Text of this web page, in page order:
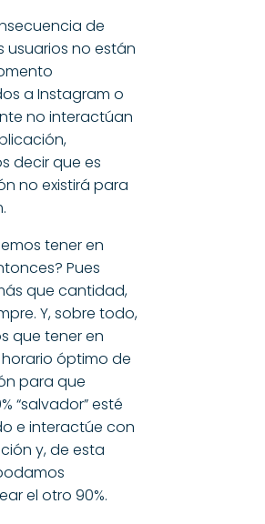
de
usuarios no están
a Instagram o
no interactúan
decir que es
no existirá para
tener en
Pues
que cantidad,
Y, sobre todo,
que tener en
óptimo de
para que
“salvador” esté
e interactúe con
y, de esta
el otro 90%.